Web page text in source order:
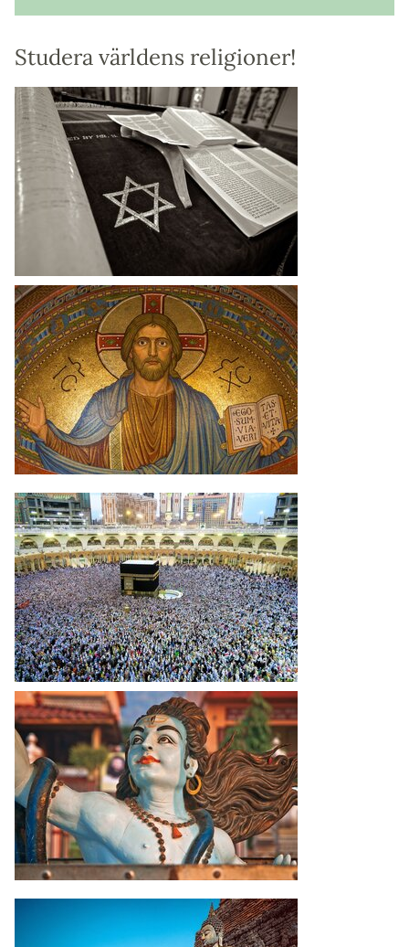
Studera världens religioner!